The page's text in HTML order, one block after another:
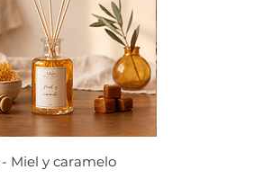
Miel y caramelo